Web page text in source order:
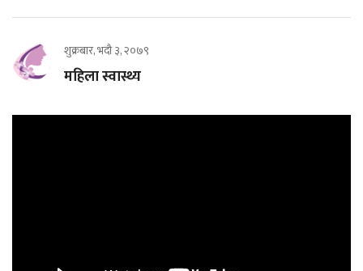
शुक्रबार, भदौ ३, २०७९
महिला स्वास्थ्य